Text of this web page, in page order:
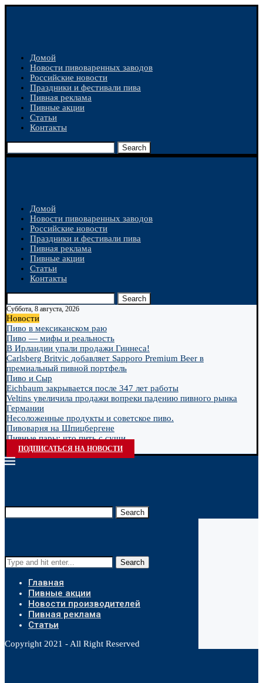
Домой
Новости пивоваренных заводов
Российские новости
Праздники и фестивали пива
Пивная реклама
Пивные акции
Статьи
Контакты
Search
Домой
Новости пивоваренных заводов
Российские новости
Праздники и фестивали пива
Пивная реклама
Пивные акции
Статьи
Контакты
Search
Суббота, 8 августа, 2026
Новости
Пиво в мексиканском раю
Пиво — мифы и реальность
В Ирландии упали продажи Гиннеса!
Carlsberg Britvic добавляет Sapporo Premium Beer в
премиальный пивной портфель
Пиво и Сыр
Eichbaum закрывается после 347 лет работы
Veltins увеличила продажи вопреки падению пивного рынка
Германии
Несоложенные продукты и советское пиво.
Пивоварня на Шпицбергене
Пивные пары: что пить с суши
ПОДПИСАТЬСЯ НА НОВОСТИ
Search
Search
Главная
Пивные акции
Новости производителей
Пивная реклама
Статьи
Copyright 2021 - All Right Reserved